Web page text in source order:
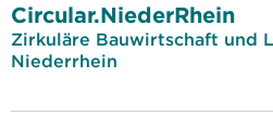
Circular.NiederRhein
Zirkuläre Bauwirtschaft und
Niederrhein